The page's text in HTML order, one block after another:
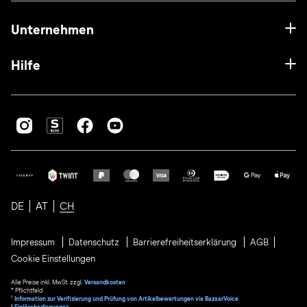
Unternehmen
Hilfe
DE AT CH
Impressum Datenschutz Barrierefreiheitserklärung
AGB
Cookie Einstellungen
Alle Preise inkl. MwSt. zzgl. Versandkosten
* Pflichtfeld
1
Information zur Verifizierung und Prüfung von Artikelbewertungen via BazaarVoice